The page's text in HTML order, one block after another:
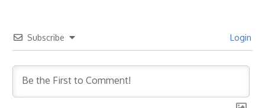
Subscribe Login